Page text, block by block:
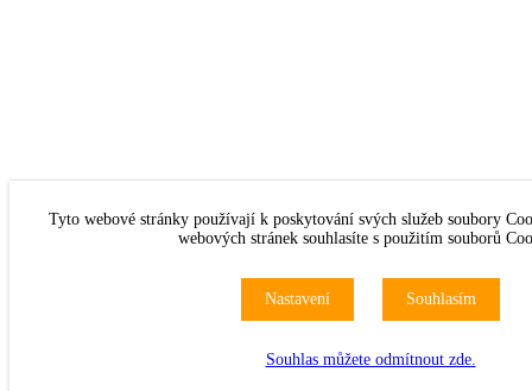
Tyto webové stránky používají k poskytování svých služeb soubory
webových stránek souhlasíte s použitím souborů
Nastavení Souhlasím
Souhlas můžete odmítnout zde.